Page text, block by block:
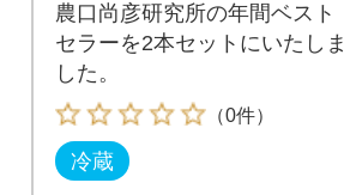
農口尚彦研究所の年間ベスト
セラーを2本セットにいたしま
した。
（0件）
冷蔵